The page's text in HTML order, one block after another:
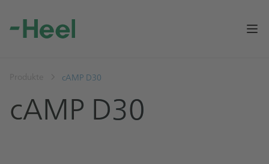
Produkte cAMP D30
cAMP D30